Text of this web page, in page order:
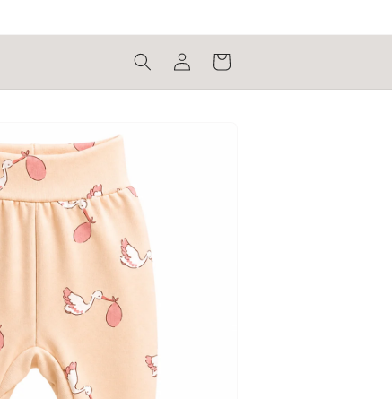
BejelentkezésKosár